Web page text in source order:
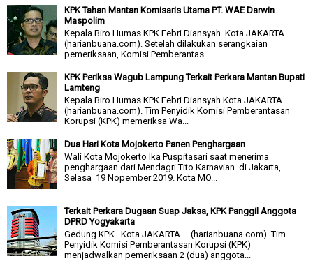
KPK Tahan Mantan Komisaris Utama PT. WAE Darwin
Maspolim
Kepala Biro Humas KPK Febri Diansyah. Kota JAKARTA –
(harianbuana.com). Setelah dilakukan serangkaian
pemeriksaan, Komisi Pemberantas...
KPK Periksa Wagub Lampung Terkait Perkara Mantan Bupati
Lamteng
Kepala Biro Humas KPK Febri Diansyah Kota JAKARTA –
(harianbuana.com). Tim Penyidik Komisi Pemberantasan
Korupsi (KPK) memeriksa Wa...
Dua Hari Kota Mojokerto Panen Penghargaan
Wali Kota Mojokerto Ika Puspitasari saat menerima
penghargaan dari Mendagri Tito Karnavian di Jakarta,
Selasa 19 Nopember 2019. Kota MO...
Terkait Perkara Dugaan Suap Jaksa, KPK Panggil Anggota
DPRD Yogyakarta
Gedung KPK Kota JAKARTA – (harianbuana.com). Tim
Penyidik Komisi Pemberantasan Korupsi (KPK)
menjadwalkan pemeriksaan 2 (dua) anggota...